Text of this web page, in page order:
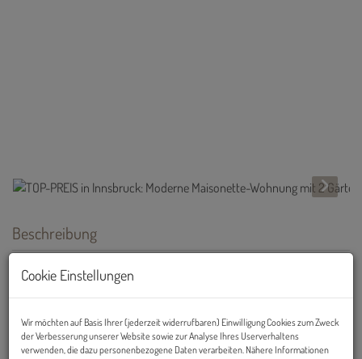
Beschreibung
MODERNER WOHNTRAUM: Sonnige, exklusive Maisonettewohnung
mit großen Fensterfronten und 2 Gärten mit jeweils 2 Terrassen ab
Zum Verkauf steht eineca. 50m² große, helle 2-Zimmer-
Maisonettewohnungmit
Cookie Einstellungen
Wir möchten auf Basis Ihrer (jederzeit widerrufbaren) Einwilligung Cookies zum Zweck
der Verbesserung unserer Website sowie zur Analyse Ihres Userverhaltens
verwenden, die dazu personenbezogene Daten verarbeiten. Nähere Informationen